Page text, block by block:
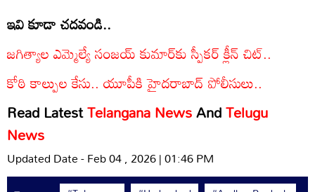
ఇవి కూడా చదవండి..
జగిత్యాల ఎమ్మెల్యే సంజయ్‌ కుమార్‌కు స్పీకర్ క్లీన్ చిట్..
కోఠి కాల్పుల కేసు.. యూపీకి హైదరాబాద్‌ పోలీసులు..
Read LatestTelangana NewsAndTelugu
News
Updated Date - Feb 04 , 2026 | 01:46 PM